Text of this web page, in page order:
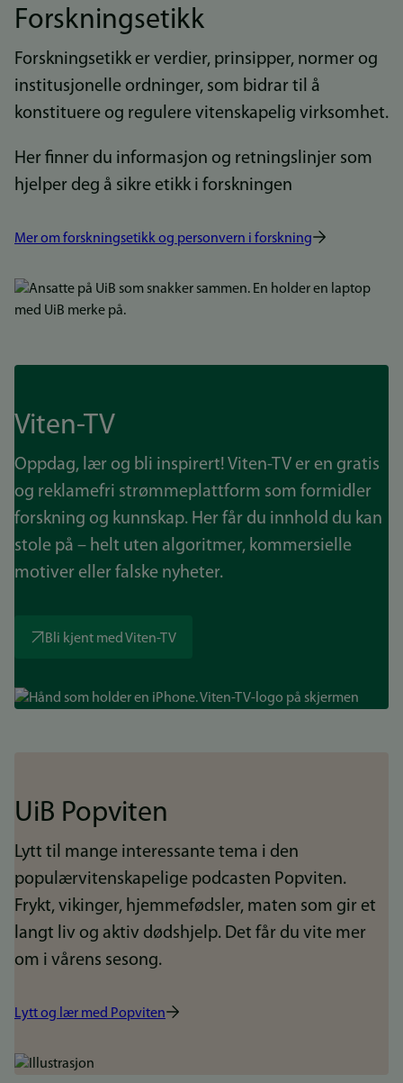
Forskningsetikk
Forskningsetikk er verdier, prinsipper, normer og
institusjonelle ordninger, som bidrar til å
konstituere og regulere vitenskapelig virksomhet.
Her finner du informasjon og retningslinjer som
hjelper deg å sikre etikk i forskningen
Mer om forskningsetikk og personvern i forskning
Bilde
Viten-TV
Oppdag, lær og bli inspirert! Viten-TV er en gratis
og reklamefri strømmeplattform som formidler
forskning og kunnskap. Her får du innhold du kan
stole på – helt uten algoritmer, kommersielle
motiver eller falske nyheter.
Bli kjent med Viten-TV
Bilde
UiB Popviten
Lytt til mange interessante tema i den
populærvitenskapelige podcasten Popviten.
Frykt, vikinger, hjemmefødsler, maten som gir et
langt liv og aktiv dødshjelp. Det får du vite mer
om i vårens sesong.
Lytt og lær med Popviten
Bilde